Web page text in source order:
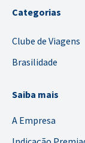
Categorias
Clube de Viagens
Brasilidade
Saiba mais
A Empresa